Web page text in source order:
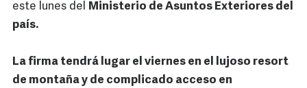
este lunes del Ministerio de Asuntos Exteriores del
país.
La firma tendrá lugar el viernes en el lujoso resort
de montaña y de complicado acceso en